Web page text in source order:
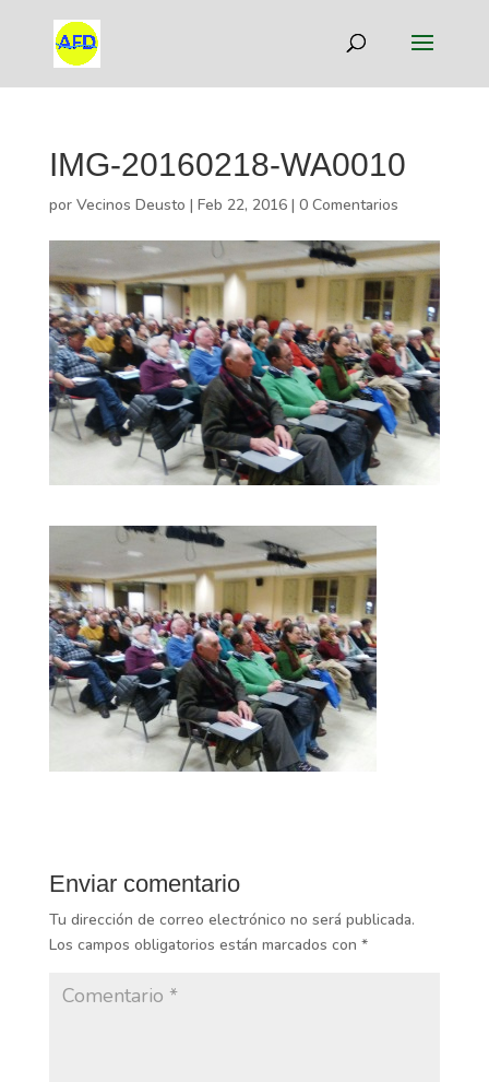
IMG-20160218-WA0010
por Vecinos Deusto | Feb 22, 2016| 0 Comentarios
Enviar comentario
Tu dirección de correo electrónico no será publicada.
Los campos obligatorios están marcados con *